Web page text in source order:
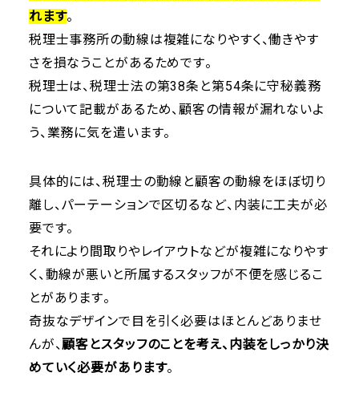
れます。
税理士事務所の動線は複雑になりやすく、働きやす
さを損なうことがあるためです。
税理士は、税理士法の第38条と第54条に守秘義務
について記載があるため、顧客の情報が漏れないよ
う、業務に気を遣います。
具体的には、税理士の動線と顧客の動線をほぼ切り
離し、パーテーションで区切るなど、内装に工夫が必
要です。
それにより間取りやレイアウトなどが複雑になりやす
く、動線が悪いと所属するスタッフが不便を感じるこ
とがあります。
奇抜なデザインで目を引く必要はほとんどありませ
んが、 顧客とスタッフのことを考え、内装をしっかり決
めていく必要があります。